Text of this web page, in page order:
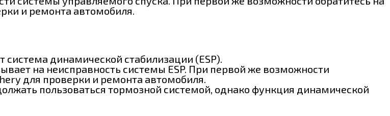
и ремонта автомобиля.
система динамической стабилизации (ESP).
на неисправность системы ESP. При первой же возможности
для проверки и ремонта автомобиля.
пользоваться тормозной системой, однако функция динамической